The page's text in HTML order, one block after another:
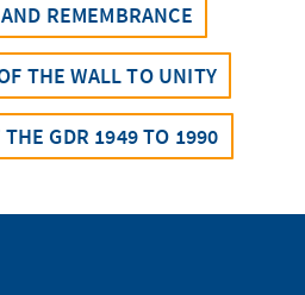
REMEMBRANCE
THE WALL TO UNITY
THE GDR 1949 TO 1990